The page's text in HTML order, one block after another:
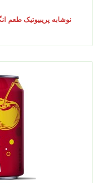
نوشابه پریبیوتیک طعم انگور -